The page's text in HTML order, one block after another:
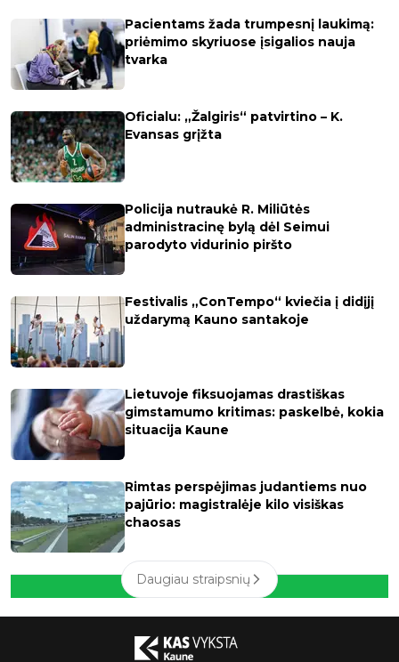
Pacientams žada trumpesnį laukimą:
priėmimo skyriuose įsigalios nauja
tvarka
Oficialu: „Žalgiris“ patvirtino – K.
Evansas grįžta
Policija nutraukė R. Miliūtės
administracinę bylą dėl Seimui
parodyto vidurinio piršto
Festivalis „ConTempo“ kviečia į didįjį
uždarymą Kauno santakoje
Lietuvoje fiksuojamas drastiškas
gimstamumo kritimas: paskelbė, kokia
situacija Kaune
Rimtas perspėjimas judantiems nuo
pajūrio: magistralėje kilo visiškas
chaosas
Daugiau straipsnių